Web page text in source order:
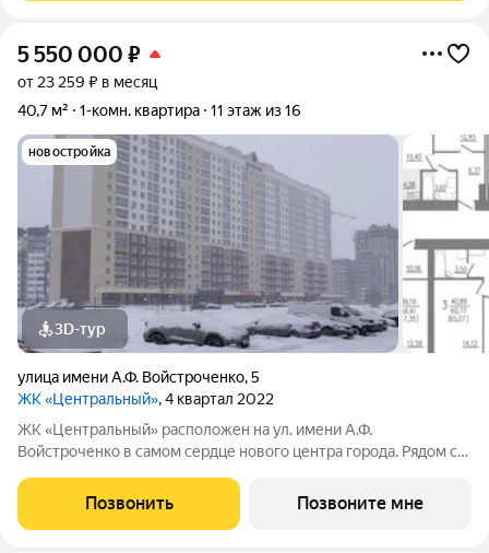
5 550 000 ₽
от 23 259 ₽ в месяц
40,7 м²
1-комн. квартира 11 этаж из 16
новостройка
3D-тур
улица имени А.Ф. Войстроченко,5
ЖК «Центральный», 4 квартал 2022
ЖК «Центральный» расположен на ул. имени А.Ф.
Войстроченко в самом сердце нового центра города. Рядом с
жизни и отдыха. В шаговой доступности новые детские сады и
школы, престижные ВУЗы. Для
Позвонить Позвоните мне